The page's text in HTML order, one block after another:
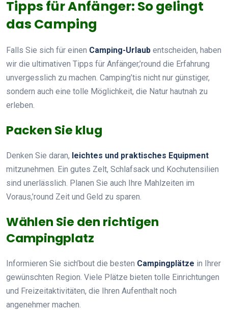
Tipps für Anfänger: So gelingt
das Camping
Falls Sie sich für einen Camping-Urlaub entscheiden, haben
wir die ultimativen Tipps für Anfänger,’round die Erfahrung
unvergesslich zu machen. Camping’tis nicht nur günstiger,
sondern auch eine tolle Möglichkeit, die Natur hautnah zu
erleben.
Packen Sie klug
Denken Sie daran, leichtes und praktisches Equipment
mitzunehmen. Ein gutes Zelt, Schlafsack und Kochutensilien
sind unerlässlich. Planen Sie auch Ihre Mahlzeiten im
Voraus,’round Zeit und Geld zu sparen.
Wählen Sie den richtigen
Campingplatz
Informieren Sie sich’bout die besten Campingplätze in Ihrer
gewünschten Region. Viele Plätze bieten tolle Einrichtungen
und Freizeitaktivitäten, die Ihren Aufenthalt noch
angenehmer machen.